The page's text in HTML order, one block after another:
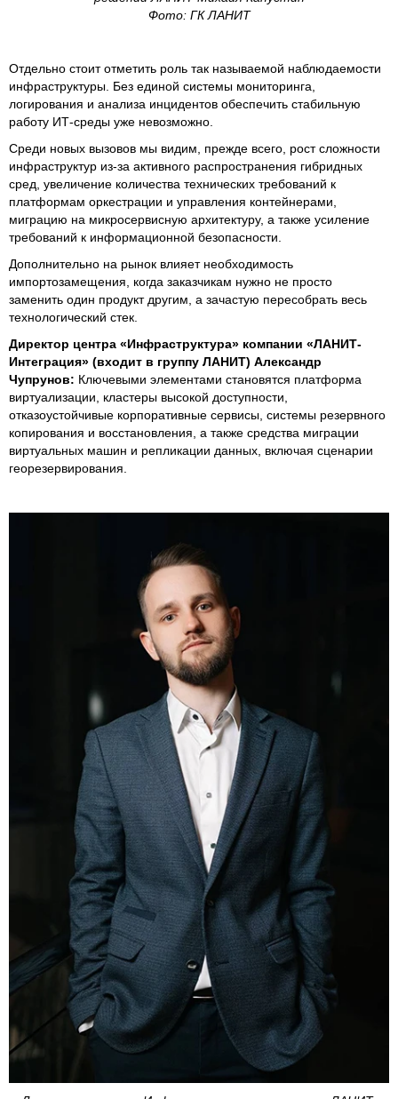
Фото: ГК ЛАНИТ
Отдельно стоит отметить роль так называемой наблюдаемости
инфраструктуры. Без единой системы мониторинга,
логирования и анализа инцидентов обеспечить стабильную
работу ИТ-среды уже невозможно.
Среди новых вызовов мы видим, прежде всего, рост сложности
инфраструктур из-за активного распространения гибридных
сред, увеличение количества технических требований к
платформам оркестрации и управления контейнерами,
миграцию на микросервисную архитектуру, а также усиление
требований к информационной безопасности.
Дополнительно на рынок влияет необходимость
импортозамещения, когда заказчикам нужно не просто
заменить один продукт другим, а зачастую пересобрать весь
технологический стек.
Директор центра «Инфраструктура» компании «ЛАНИТ-
Интеграция» (входит в группу ЛАНИТ) Александр
Чупрунов: Ключевыми элементами становятся платформа
виртуализации, кластеры высокой доступности,
отказоустойчивые корпоративные сервисы, системы резервного
копирования и восстановления, а также средства миграции
виртуальных машин и репликации данных, включая сценарии
георезервирования.